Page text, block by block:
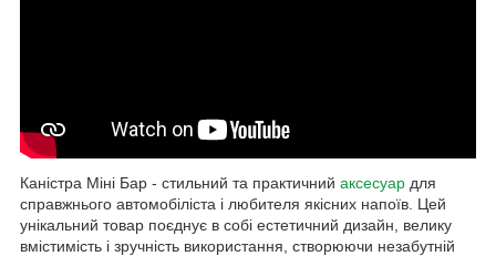
Каністра Міні Бар - стильний та практичний аксесуар для
справжнього автомобіліста і любителя якісних напоїв. Цей
унікальний товар поєднує в собі естетичний дизайн, велику
вмістимість і зручність використання, створюючи незабутній